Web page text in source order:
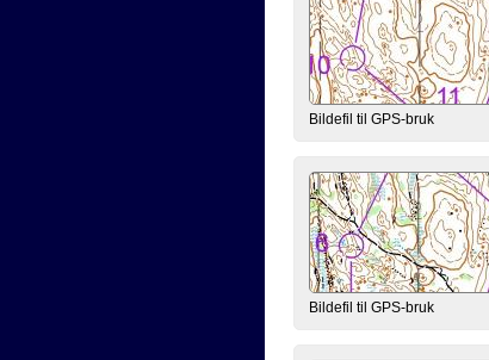
Bildefil til GPS-bruk
Bildefil til GPS-bruk